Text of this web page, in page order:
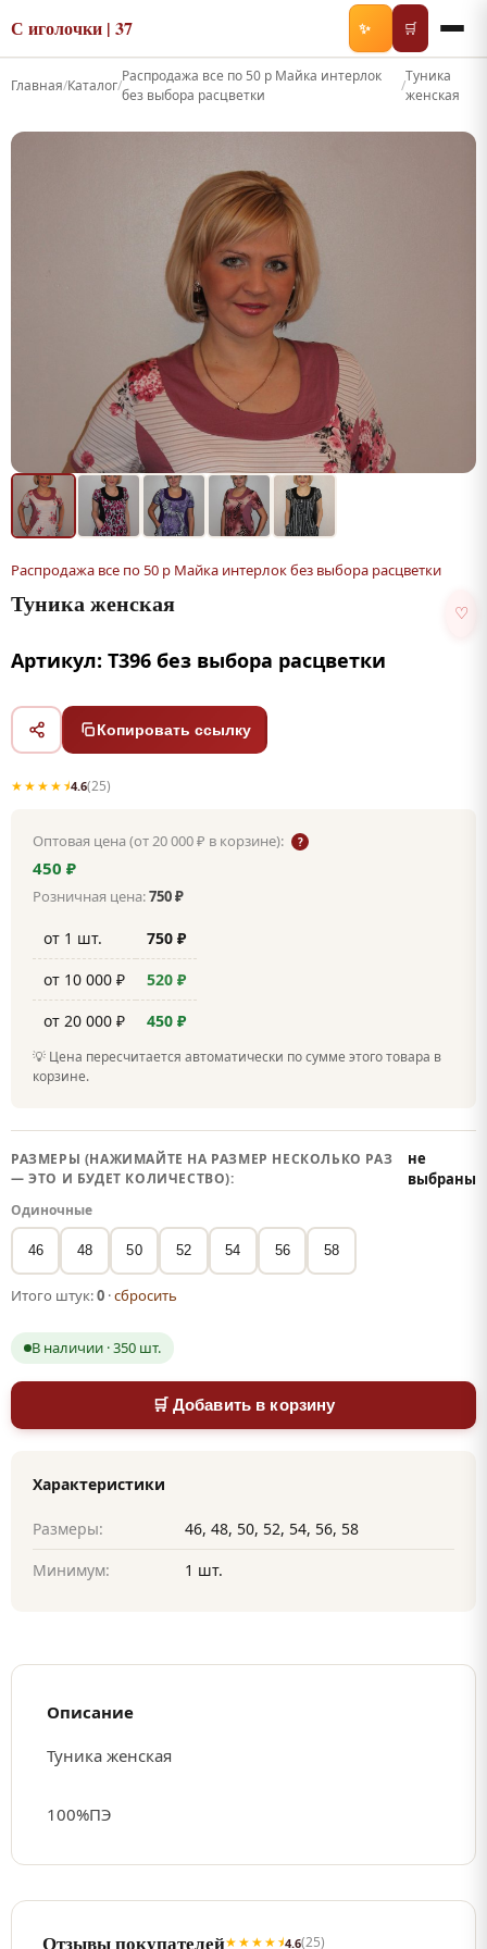
С иголочки | 37 ✨ 🛒
Главная/Каталог/
Распродажа все по 50 р Майка интерлок
без выбора расцветки
/
Туника
женская
Распродажа все по 50 р Майка интерлок без выбора расцветки
Туника женская ♡
Артикул: Т396 без выбора расцветки
Копировать ссылку
★★★★⯨4.6(25)
Оптовая цена (от 20 000 ₽ в корзине): ?
450 ₽
Розничная цена:750 ₽
от 1 шт.
750 ₽
от 10 000 ₽
520 ₽
от 20 000 ₽
450 ₽
💡 Цена пересчитается автоматически по сумме этого товара в
корзине.
РАЗМЕРЫ (НАЖИМАЙТЕ НА РАЗМЕР НЕСКОЛЬКО РАЗ
— ЭТО И БУДЕТ КОЛИЧЕСТВО):
не
выбраны
Одиночные
46 48 50 52 54 56 58
Итого штук:0 ·сбросить
В наличии · 350 шт.
🛒 Добавить в корзину
Характеристики
Размеры:
46, 48, 50, 52, 54, 56, 58
Минимум:
1 шт.
Описание
Туника женская
100%ПЭ
Отзывы покупателей★★★★⯨4.6(25)